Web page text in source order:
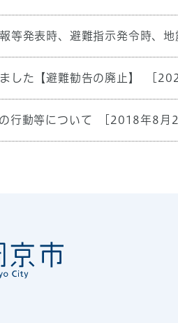
等発表時、避難指示発令時、
した【避難勧告の廃止】
行動等について [2018年8月